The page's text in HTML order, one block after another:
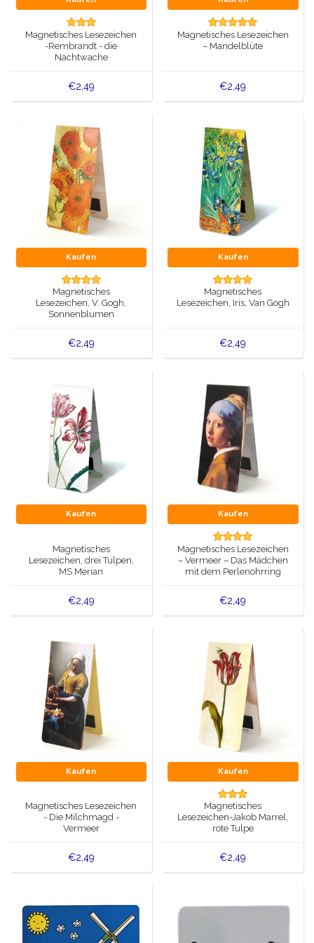
Grüße & Postkarten
Wandteller - Bunt und Delfter Blau
Salz-und Pfefferstreuer
Spielkarten
Delfter blaue Magnete
Delfter blaue Modeartikel
Magnetisches Lesezeichen
-Rembrandt - die
Nachtwache
€2,49
Magnetisches Lesezeichen
– Mandelblüte
€2,49
Kaufen
Magnetisches
Lesezeichen, V. Gogh,
Sonnenblumen
€2,49
Kaufen
Magnetisches
Lesezeichen, Iris, Van Gogh
€2,49
Kaufen
Magnetisches
Lesezeichen, drei Tulpen,
MS Merian
€2,49
Kaufen
Magnetisches Lesezeichen
– Vermeer – Das Mädchen
mit dem Perlenohrring
€2,49
Kaufen
Magnetisches Lesezeichen
- Die Milchmagd -
Vermeer
€2,49
Kaufen
Magnetisches
Lesezeichen-Jakob Marrel,
rote Tulpe
€2,49